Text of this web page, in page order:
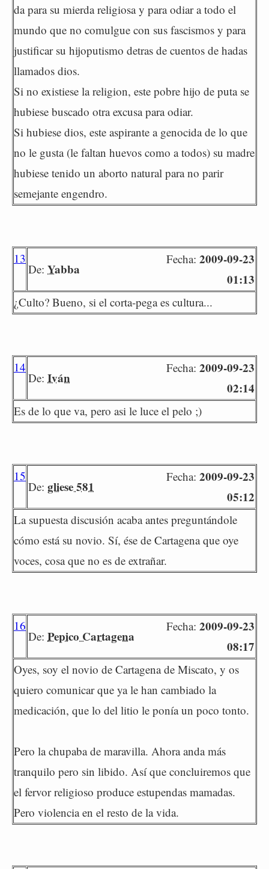
da para su mierda religiosa y para odiar a todo el
mundo que no comulgue con sus fascismos y para
justificar su hijoputismo detras de cuentos de hadas
llamados dios.
Si no existiese la religion, este pobre hijo de puta se
hubiese buscado otra excusa para odiar.
Si hubiese dios, este aspirante a genocida de lo que
no le gusta (le faltan huevos como a todos) su madre
hubiese tenido un aborto natural para no parir
semejante engendro.
13
De: Yabba
Fecha: 2009-09-23
01:13
¿Culto? Bueno, si el corta-pega es cultura...
14
De: Iván
Fecha: 2009-09-23
02:14
Es de lo que va, pero asi le luce el pelo ;)
15
De: gliese 581
Fecha: 2009-09-23
05:12
La supuesta discusión acaba antes preguntándole
cómo está su novio. Sí, ése de Cartagena que oye
voces, cosa que no es de extrañar.
16
De: Pepico Cartagena
Fecha: 2009-09-23
08:17
Oyes, soy el novio de Cartagena de Miscato, y os
quiero comunicar que ya le han cambiado la
medicación, que lo del litio le ponía un poco tonto.
Pero la chupaba de maravilla. Ahora anda más
tranquilo pero sin libido. Así que concluiremos que
el fervor religioso produce estupendas mamadas.
Pero violencia en el resto de la vida.